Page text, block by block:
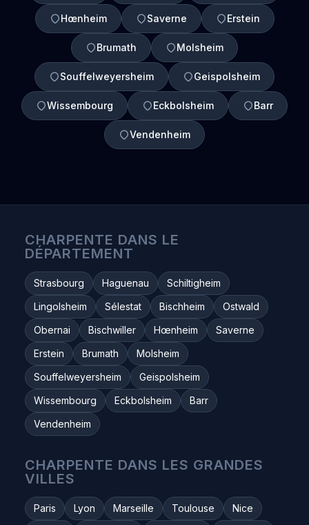
Hœnheim Saverne Erstein
Brumath Molsheim
Souffelweyersheim Geispolsheim
Wissembourg Eckbolsheim Barr
Vendenheim
CHARPENTE DANS LE
DÉPARTEMENT
Strasbourg Haguenau
Schiltigheim
Lingolsheim
Sélestat Bischheim
Ostwald
Obernai
Bischwiller Hœnheim
Saverne
Erstein
Brumath
Molsheim
Souffelweyersheim
Geispolsheim
Wissembourg
Eckbolsheim
Barr
Vendenheim
CHARPENTE DANS LES GRANDES
VILLES
Paris Lyon Marseille Toulouse
Nice